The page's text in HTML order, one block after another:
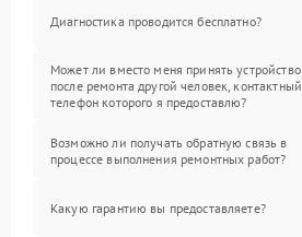
Диагностика проводится бесплатно?
Может ли вместо меня принять устройство
после ремонта другой человек, контактный
телефон которого я предоставлю?
Возможно ли получать обратную связь в
процессе выполнения ремонтных работ?
Какую гарантию вы предоставляете?